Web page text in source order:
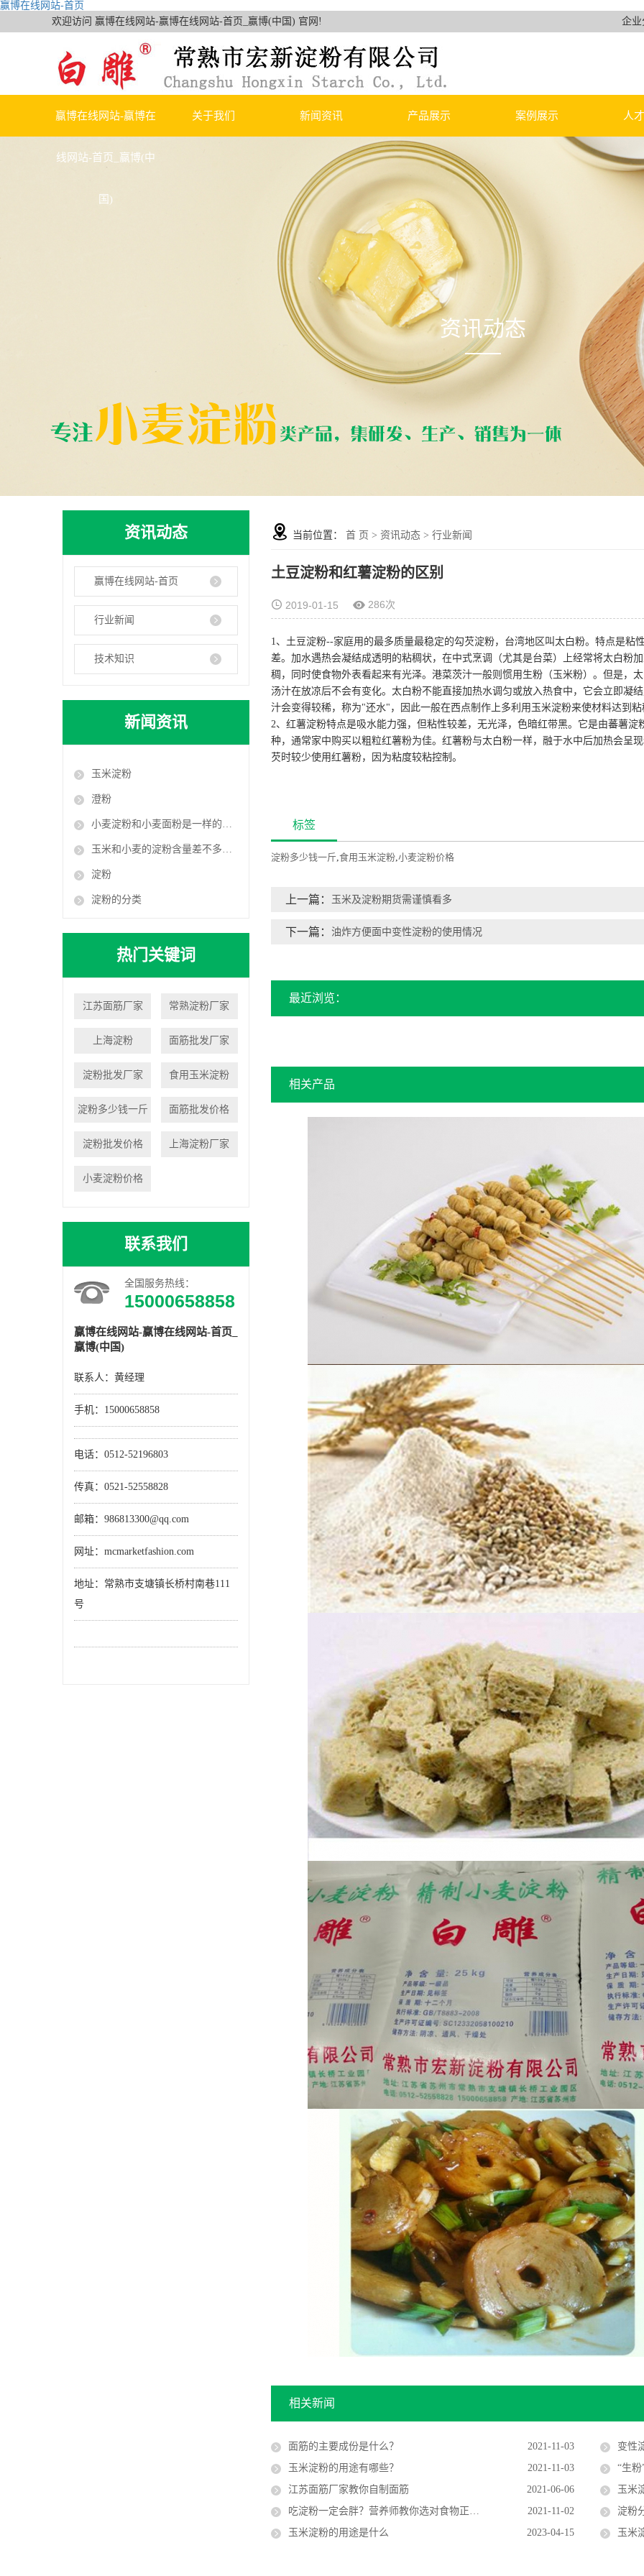
赢博在线网站-首页
欢迎访问 赢博在线网站-赢博在线网站-首页_赢博(中国) 官网!
企业
赢博在线网站-赢博在
线网站-首页_赢博(中
国)
关于我们 新闻资讯
赢博在线网站-首页
行业新闻
技术知识
产品展示
小麦淀粉
烤麸（烤麸干）
素肠（水面筋）
烤面筋
案例展示 人
资讯动态
资讯动态
赢博在线网站-首页
行业新闻
技术知识
新闻资讯
玉米淀粉
澄粉
小麦淀粉和小麦面粉是一样的吗？
玉米和小麦的淀粉含量差不多：为什么对血糖的影响相差却很大？
淀粉
淀粉的分类
热门关键词
江苏面筋厂家 常熟淀粉厂家
上海淀粉 面筋批发厂家
淀粉批发厂家 食用玉米淀粉
淀粉多少钱一斤 面筋批发价格
淀粉批发价格 上海淀粉厂家
小麦淀粉价格
联系我们
全国服务热线：
15000658858
赢博在线网站-赢博在线网站-首页_
赢博(中国)
联系人：黄经理
手机： 15000658858
电话：0512-52196803
传真：0521-52558828
邮箱：986813300@qq.com
网址：mcmarketfashion.com
地址：常熟市支塘镇长桥村南巷111
号
当前位置： 首 页 > 资讯动态 > 行业新闻
土豆淀粉和红薯淀粉的区别
2019-01-15 286次
1、土豆淀粉--家庭用的最多质量最稳定的勾芡淀粉，台湾地区叫太白粉。特点是粘
差。加水遇热会凝结成透明的粘稠状，在中式烹调（尤其是台菜）上经常将太白粉
稠，同时使食物外表看起来有光泽。港菜茨汁一般则惯用生粉（玉米粉）。但是，
汤汁在放凉后不会有变化。太白粉不能直接加热水调匀或放入热食中，它会立即凝
汁会变得较稀，称为"还水"，因此一般在西点制作上多利用玉米淀粉来使材料达到
2、红薯淀粉特点是吸水能力强，但粘性较差，无光泽，色暗红带黑。它是由蕃薯
种，通常家中购买以粗粒红薯粉为佳。红薯粉与太白粉一样，融于水中后加热会呈
芡时较少使用红薯粉，因为粘度较粘控制。
标签
淀粉多少钱一斤,食用玉米淀粉,小麦淀粉价格
上一篇： 玉米及淀粉期货需谨慎看多
下一篇： 油炸方便面中变性淀粉的使用情况
最近浏览：
相关产品
相关新闻
面筋的主要成份是什么？ 2021-11-03
变性
玉米淀粉的用途有哪些？
2021-11-03
“生粉
江苏面筋厂家教你自制面筋
2021-06-06
玉米淀
吃淀粉一定会胖？营养师教你选对食物正常吃！
2021-11-02
淀粉分
玉米淀粉的用途是什么
2023-04-15 玉米